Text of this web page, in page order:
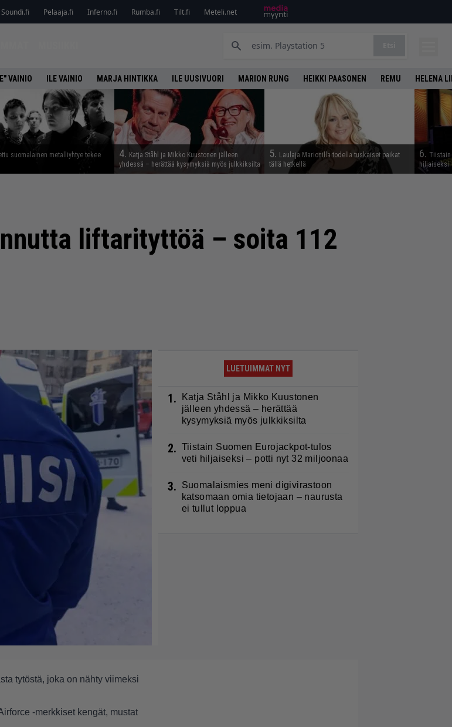
Soundi.fi Pelaaja.fi Inferno.fi Rumba.fi Tilt.fi Meteli.net
VAINIO ILE VAINIO MARJA HINTIKKA ILE UUSIVUORI MARION RUNG HEIKKI PAASONEN REMU HELENA
suomalainen metalliyhtye tekee
4. Katja Ståhl ja Mikko Kuustonen jälleen
yhdessä – herättää kysymyksiä myös julkkiksilta
5. Laulaja Marionilla todella tuskaiset paikat
tällä hetkellä
6. Tiistain
hiljaiseksi
liftarityttöä – soita 112
LUETUIMMAT NYT
1.
Katja Ståhl ja Mikko Kuustonen
jälleen yhdessä – herättää
kysymyksiä myös julkkiksilta
2. Tiistain Suomen Eurojackpot-tulos
veti hiljaiseksi – potti nyt 32 miljoonaa
3.
Suomalaismies meni digivirastoon
katsomaan omia tietojaan – naurusta
ei tullut loppua
tytöstä, joka on nähty viimeksi
-merkkiset kengät, mustat